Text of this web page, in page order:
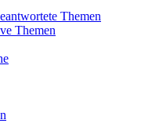
Themen
Themen